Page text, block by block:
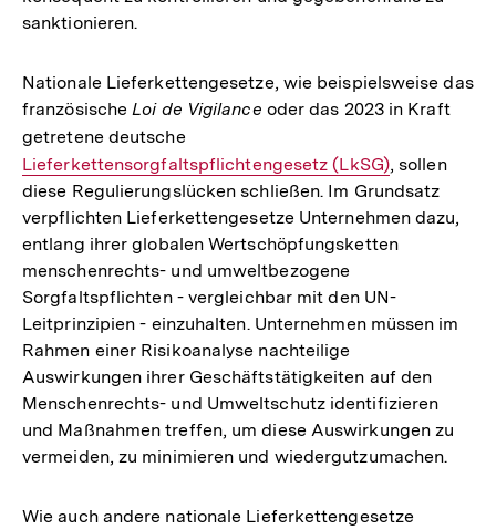
sanktionieren.
Nationale Lieferkettengesetze, wie beispielsweise das
französischeLoi de Vigilance oder das 2023 in Kraft
getretene deutsche
Link:
Lieferkettensorgfaltspflichtengesetz (LkSG), sollen
diese Regulierungslücken schließen. Im Grundsatz
verpflichten Lieferkettengesetze Unternehmen dazu,
entlang ihrer globalen Wertschöpfungsketten
menschenrechts- und umweltbezogene
Sorgfaltspflichten - vergleichbar mit den UN-
Leitprinzipien - einzuhalten. Unternehmen müssen im
Rahmen einer Risikoanalyse nachteilige
Auswirkungen ihrer Geschäftstätigkeiten auf den
Menschenrechts- und Umweltschutz identifizieren
und Maßnahmen treffen, um diese Auswirkungen zu
vermeiden, zu minimieren und wiedergutzumachen.
Wie auch andere nationale Lieferkettengesetze